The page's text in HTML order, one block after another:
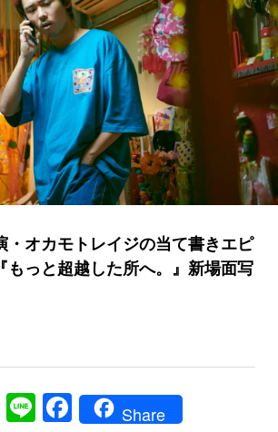
・オカモトレイジの当て書きエピ
もっと超越した所へ。』新場面写
H
Li
F
Share